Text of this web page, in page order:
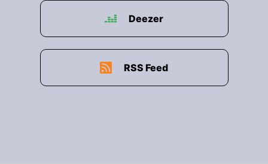
Deezer
RSS Feed